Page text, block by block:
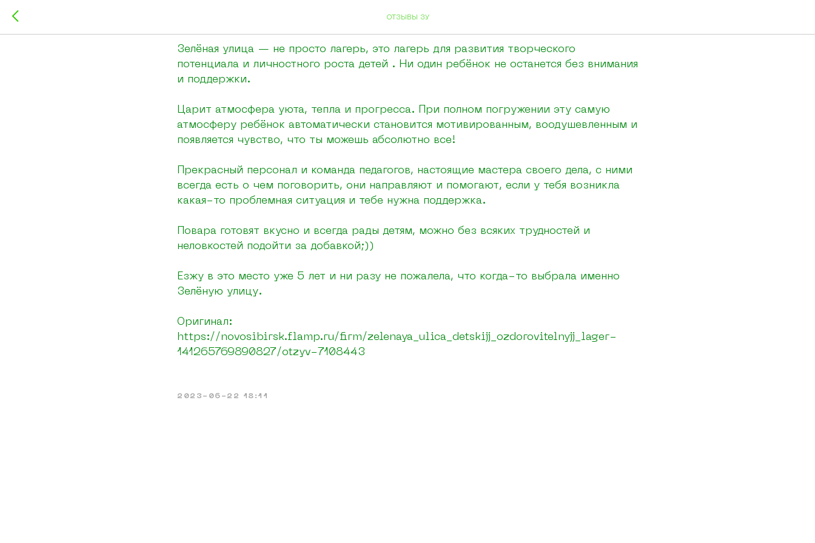
ОТЗЫВЫ ЗУ
Ксения Денишкина
Зелёная улица — не просто лагерь, это лагерь для развития творческого
потенциала и личностного роста детей . Ни один ребёнок не останется без внимания
и поддержки.
Царит атмосфера уюта, тепла и прогресса. При полном погружении эту самую
атмосферу ребёнок автоматически становится мотивированным, воодушевленным и
появляется чувство, что ты можешь абсолютно все!
Прекрасный персонал и команда педагогов, настоящие мастера своего дела, с ними
всегда есть о чем поговорить, они направляют и помогают, если у тебя возникла
какая-то проблемная ситуация и тебе нужна поддержка.
Повара готовят вкусно и всегда рады детям, можно без всяких трудностей и
неловкостей подойти за добавкой;))
Езжу в это место уже 5 лет и ни разу не пожалела, что когда-то выбрала именно
Зелёную улицу.
Оригинал:
https://novosibirsk.flamp.ru/firm/zelenaya_ulica_detskijj_ozdorovitelnyjj_lager-
141265769890827/otzyv-7108443
2023-06-22 18:11